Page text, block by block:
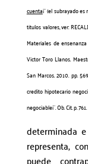
cuenta¡¨ (el subrayado es
titulos valores, ver:
Materiales de
Victor Toro Llanos.
San Marcos. 2010. pp.
credito hipotecario
negociable¡¨. Ob. Cit. p. 761.
determinada
representa,
puede